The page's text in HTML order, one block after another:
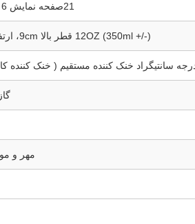
21صفحه نمایش LCD 6 اینچی
12OZ (350ml +/-) قطر بالا 9cm، ارتفاع 9-13cm
مهر و